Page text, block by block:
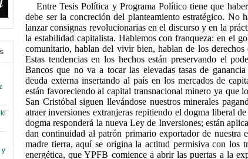
y
Entre Tesis Política y Programa Político tiene que
debe ser la concreción del planteamiento estratégico.
lanzar consignas revolucionarias en el discurso y en la
la estabilidad capitalista. Hablemos con franqueza: en el
comunitario, hablan del vivir bien, hablan de los
Estas tendencias en los hechos están preservando el
Bancos que no va a tocar las elevadas tasas de
deuda externa insertando al país en los mercados de
están favoreciendo al capital transnacional minero ya que
San Cristóbal siguen llevándose nuestros minerales
atraer inversiones extranjeras repitiendo el dogma liberal
dogma responderá la nueva Ley de Inversiones; están
dan continuidad al patrón primario exportador de nuestra
madre tierra, aquí se origina la actitud permisiva con los
energética, que YPFB comience a abrir las puertas a la